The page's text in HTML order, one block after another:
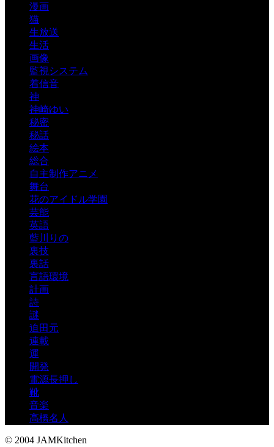
漫画
猫
生放送
生活
画像
監視システム
着信音
神
神崎ゆい
秘密
秘話
絵本
総合
自主制作アニメ
舞台
花のアイドル学園
芸能
英語
藍川りの
裏技
裏話
言語環境
計画
詩
謎
迫田元
連載
運
開発
電源長押し
靴
音楽
高橋名人
© 2004 JAMKitchen